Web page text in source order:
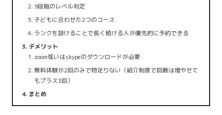
9段階のレベル判定
子どもに合わせた2つのコース
ランクを設けることで長く続ける人が優先的に予約できる
デメリット
zoom或いはskypeのダウンロードが必要
無料体験が2回のみで物足りない（紹介制度で回数は増やせて
もプラス3回）
まとめ